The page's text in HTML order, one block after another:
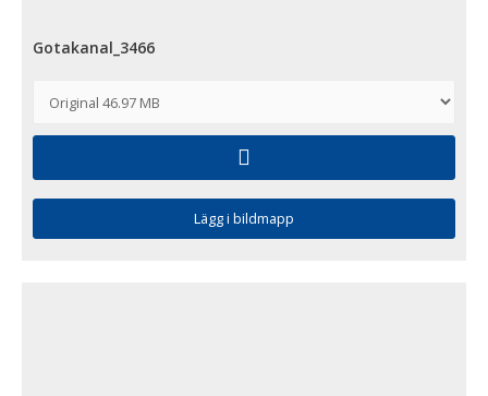
Gotakanal_3466
Lägg i bildmapp